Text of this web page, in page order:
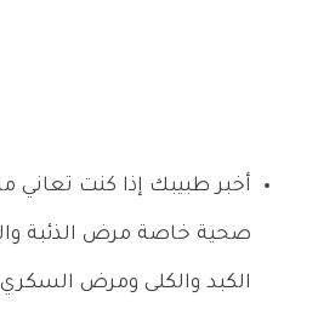
أخبر طبيبك إذا كنت
صحية خاصة مرض الذئبة
الكبد والكلى ومرض